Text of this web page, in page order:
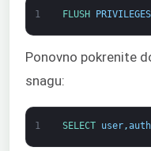
1 FLUSH PRIVILEGES
Ponovno pokrenite
snagu:
1 SELECT user,